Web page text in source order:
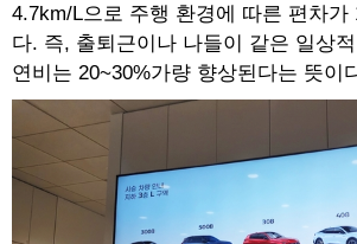
4.7km/L으로 주행 환경에 따른 편차가
다. 즉, 출퇴근이나 나들이 같은 일상
연비는 20~30%가량 향상된다는 뜻이